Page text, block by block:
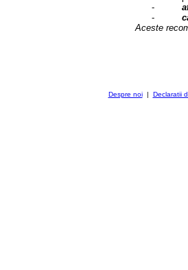
-
-
Aceste
Despre noi| Declaratii